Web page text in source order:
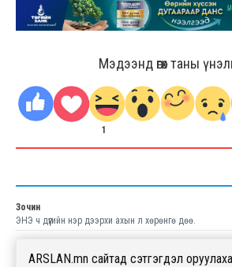
Мэдээнд өгөх таны
1
Зочин
ЭНЭ ч дүүгийн нэр дээрхи ахын л хөрөнгө дөө.
ARSLAN.mn сайтад сэтгэгдэл